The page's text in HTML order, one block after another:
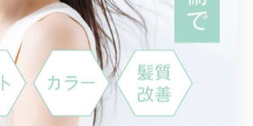
リング時に髪の悩みや希望をしっかり
スタッフは、技術力と提案力の両立が
た、施術中の手際やカットの正確さ、
バイスなど、細かなポイントにも注目